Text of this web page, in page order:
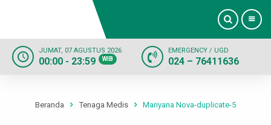
Profil
JUMAT, 07 AGUSTUS 2026
00:00 - 23:59 WIB
EMERGENCY / UGD
024 – 76411636
Beranda Tenaga Medis Mariyana Nova-duplicate-5